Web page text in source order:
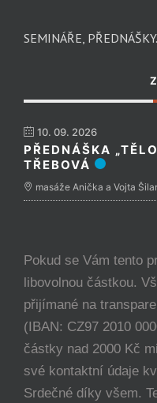
SEMINÁŘE,
10. 09. 2026
PŘEDNÁŠKA
TŘEBOVÁ
masáže Anička a Vojta
Pokud se Vám tento
libovolnou částkou.
přijímané na
(IBAN: CZ97 2010
částky nad 2000 Kč
své kontaktní údaje
Srdečné díky všem.